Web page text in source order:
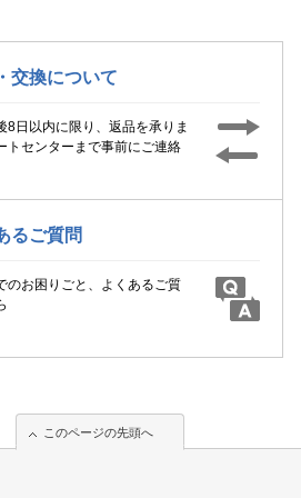
交換について
8日以内に限り、返品を承りま
トセンターまで事前にご連絡
るご質問
のお困りごと、よくあるご質
このページの先頭へ
このページの先頭へ